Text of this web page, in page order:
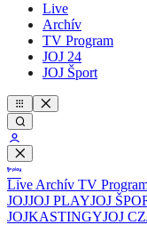
Live
Archív
TV Program
JOJ 24
JOJ Šport
Live Archív TV
JOJJOJ PLAYJOJ
JOJKASTINGYJOJ CZ